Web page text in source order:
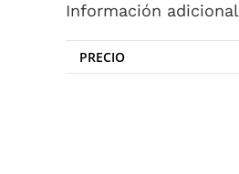
Información adicional
PRECIO